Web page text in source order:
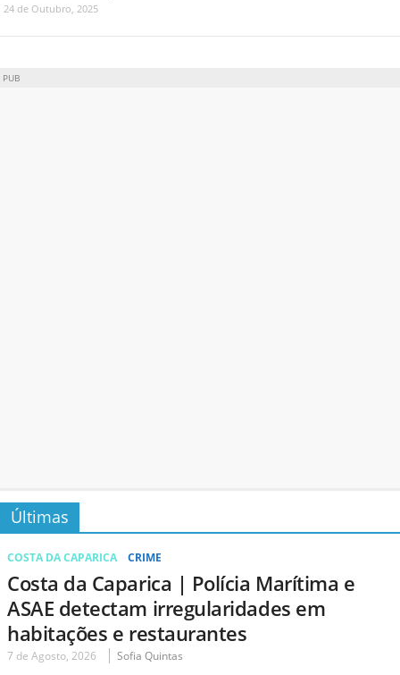
24 de Outubro, 2025
PUB
Últimas
COSTA DA CAPARICA CRIME
Costa da Caparica | Polícia Marítima e
ASAE detectam irregularidades em
habitações e restaurantes
7 de Agosto, 2026 Sofia Quintas